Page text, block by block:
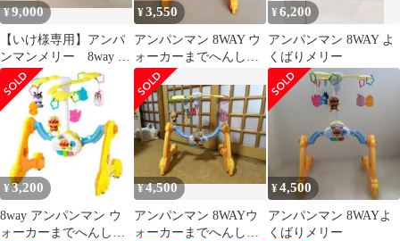
¥9,000
【いけ様専用】アンパ
ンマンメリー 8way よ
くばりメリー
¥3,550
アンパンマン 8WAY ウ
ォーカーまでへんしん!
よくばりメリー
¥6,200
アンパンマン 8WAY よ
くばりメリー
¥3,200
8way アンパンマン ウ
ォーカーまでへんし
¥4,500
アンパンマン 8WAYウ
ォーカーまでへんし
¥4,500
アンパンマン 8WAYよ
くばりメリー